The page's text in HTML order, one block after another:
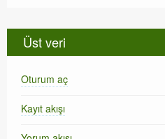
Üst veri
Oturum aç
Kayıt akışı